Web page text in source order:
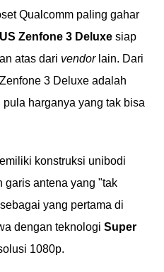
Qualcomm paling gahar
Zenfone 3 Deluxe siap
atas dari vendorlain. Dari
3 Deluxe adalah
harganya yang tak bisa
konstruksi unibodi
garis antena yang "tak
yang pertama di
dengan teknologi Super
1080p.